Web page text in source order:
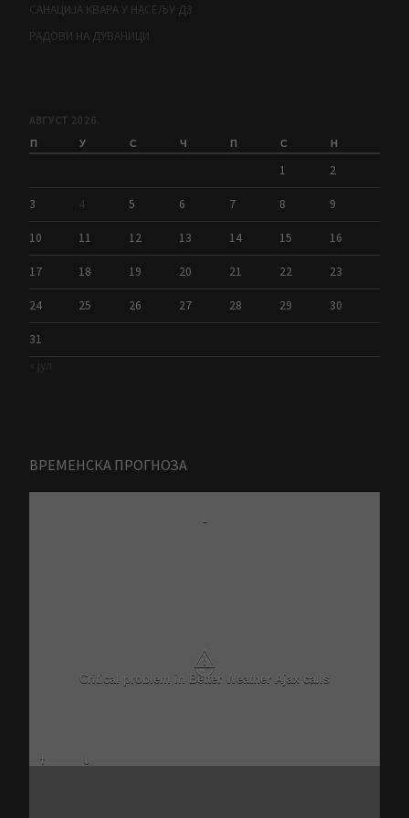
САНАЦИЈА КВАРА У НАСЕЉУ Д3
РАДОВИ НА ДУВАНИЦИ
АВГУСТ 2026.
П У С Ч П С Н
1 2
3 4 5 6 7 8 9
10 11 12 13 14 15 16
17 18 19 20 21 22 23
24 25 26 27 28 29 30
31
« јул
ВРЕМЕНСКА ПРОГНОЗА
-
⚠
Critical problem in Better Weather Ajax calls